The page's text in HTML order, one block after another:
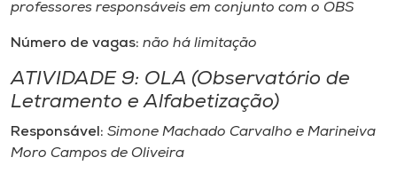
professores responsáveis em conjunto com o OBS
Número de vagas: não há limitação
ATIVIDADE 9: OLA (Observatório de
Letramento e Alfabetização)
Responsável: Simone Machado Carvalho e Marineiva
Moro Campos de Oliveira